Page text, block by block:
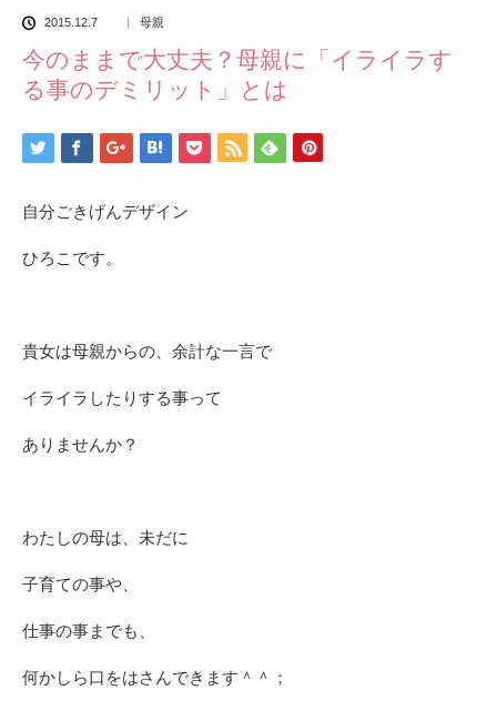
2015.12.7 母親
今のままで大丈夫？母親に「イライラす
る事のデミリット」とは
自分ごきげんデザイン
ひろこです。
貴女は母親からの、余計な一言で
イライラしたりする事って
ありませんか？
わたしの母は、未だに
子育ての事や、
仕事の事までも、
何かしら口をはさんできます＾＾；